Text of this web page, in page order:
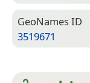
Geo­Names ID
3519671